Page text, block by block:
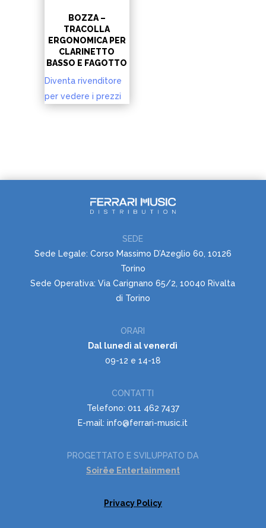
BOZZA –
TRACOLLA
ERGONOMICA PER
CLARINETTO
BASSO E FAGOTTO
Diventa rivenditore
per vedere i prezzi
SEDE
Sede Legale: Corso Massimo D’Azeglio 60, 10126
Torino
Sede Operativa: Via Carignano 65/2, 10040 Rivalta
di Torino
ORARI
Dal lunedì al venerdì
09-12 e 14-18
CONTATTI
Telefono: 011 462 7437
E-mail: info@ferrari-music.it
PROGETTATO E SVILUPPATO DA
Soirëe Entertainment
Privacy Policy